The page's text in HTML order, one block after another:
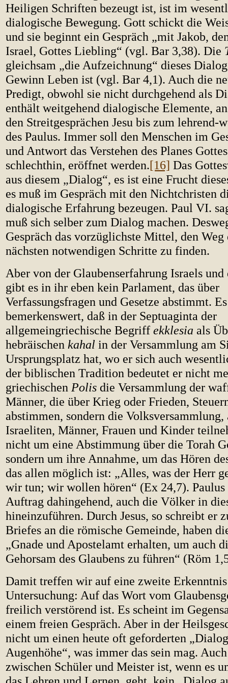
Heiligen Schriften bezeugt ist, ist im
dialogische Bewegung. Gott schickt die
und sie beginnt ein Gespräch „mit Jakob,
Israel, Gottes Liebling“ (vgl. Bar 3,38). Die
gleichsam „die Aufzeichnung“ dieses
Gewinn Leben ist (vgl. Bar 4,1). Auch die
Predigt, obwohl sie nicht durchgehend als
enthält weitgehend dialogische Elemente,
den Streitgesprächen Jesu bis zum lehrend-
des Paulus. Immer soll den Menschen im
und Antwort das Verstehen des Planes
schlechthin, eröffnet werden.[16] Das
aus diesem „Dialog“, es ist eine Frucht
es muß im Gespräch mit den Nichtchristen
dialogische Erfahrung bezeugen. Paul VI.
muß sich selber zum Dialog machen.
Gespräch das vorzüglichste Mittel, den
nächsten notwendigen Schritte zu finden.
Aber von der Glaubenserfahrung Israels
gibt es in ihr eben kein Parlament, das über
Verfassungsfragen und Gesetze abstimmt.
bemerkenswert, daß in der Septuaginta der
allgemeingriechische Begriff ekklesia als
hebräischen kahal in der Versammlung am
Ursprungsplatz hat, wo er sich auch
der biblischen Tradition bedeutet er nicht
griechischen Polis die Versammlung der
Männer, die über Krieg oder Frieden,
abstimmen, sondern die Volksversammlung,
Israeliten, Männer, Frauen und Kinder
nicht um eine Abstimmung über die Torah
sondern um ihre Annahme, um das Hören
das allen möglich ist: „Alles, was der Herr
wir tun; wir wollen hören“ (Ex 24,7). Paulus
Auftrag dahingehend, auch die Völker in
hineinzuführen. Durch Jesus, so schreibt er
Briefes an die römische Gemeinde, haben
„Gnade und Apostelamt erhalten, um auch
Gehorsam des Glaubens zu führen“ (Röm
Damit treffen wir auf eine zweite Erkenntnis
Untersuchung: Auf das Wort vom
freilich verstörend ist. Es scheint im
einem freien Gespräch. Aber in der
nicht um einen heute oft geforderten
Augenhöhe“, was immer das sein mag.
zwischen Schüler und Meister ist, wenn es